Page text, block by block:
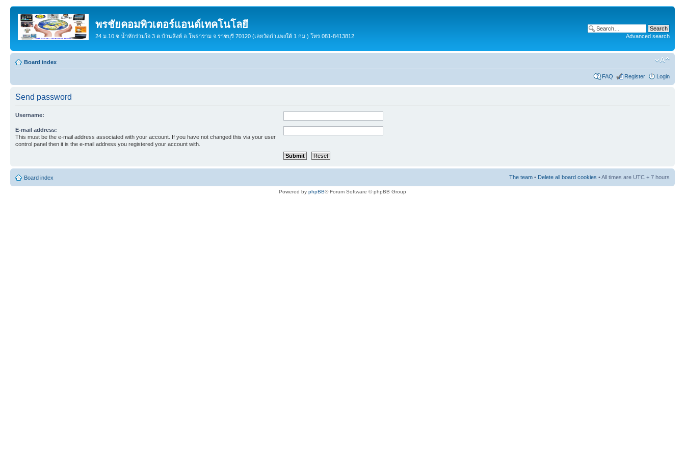
พรชัยคอมพิวเตอร์แอนด์เทคโนโลยี
24 ม.10 ซ.น้ำหักร่วมใจ 3 ต.บ้านสิงห์ อ.โพธาราม จ.ราชบุรี 70120 (เลยวัดกำแพงใต้ 1 กม.) โทร.081-8413812 Advanced search
Board index
FAQ Register Login
Send password
Username:
E-mail address:
This must be the e-mail address associated with your account. If you have not changed this via your user
control panel then it is the e-mail address you registered your account with.
Board index The team • Delete all board cookies • All times are UTC + 7 hours
Powered by phpBB® Forum Software © phpBB Group